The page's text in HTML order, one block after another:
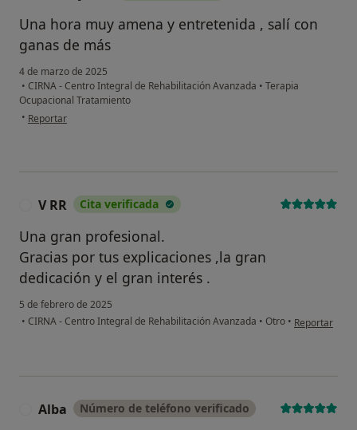
Una hora muy amena y entretenida , salí con
ganas de más
4 de marzo de 2025
• CIRNA - Centro Integral de Rehabilitación Avanzada • Terapia
Ocupacional Tratamiento
• en opinión del usuario Maria jesus
Reportar
V RR Cita verificada
Una gran profesional.
Gracias por tus explicaciones ,la gran
dedicación y el gran interés .
5 de febrero de 2025
• CIRNA - Centro Integral de Rehabilitación Avanzada • Otro • en opinión
Reportar
Alba Número de teléfono verificado